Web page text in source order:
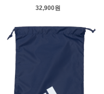
32,900원